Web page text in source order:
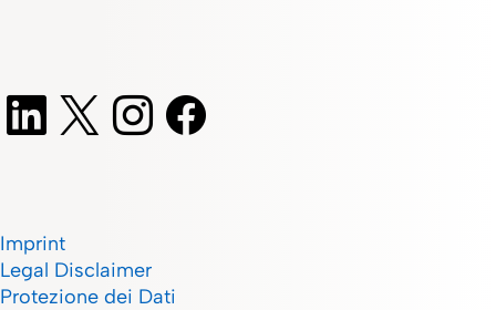
Imprint
Legal Disclaimer
Protezione dei Dati